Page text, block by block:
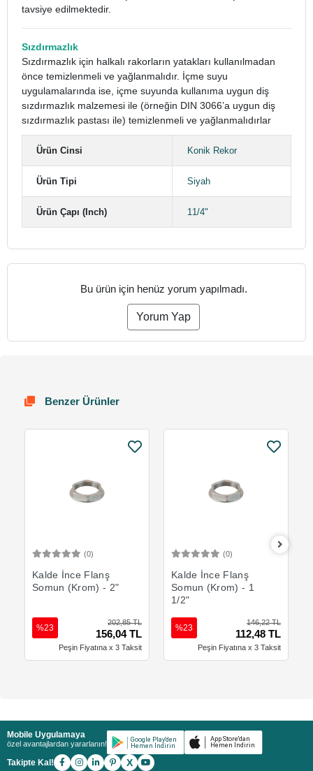
tavsiye edilmektedir.
Sızdırmazlık
Sızdırmazlık için halkalı rakorların yatakları kullanılmadan
önce temizlenmeli ve yağlanmalıdır. İçme suyu
uygulamalarında ise, içme suyunda kullanıma uygun diş
sızdırmazlık malzemesi ile (örneğin DIN 3066’a uygun diş
sızdırmazlık pastası ile) temizlenmeli ve yağlanmalıdırlar
Ürün Cinsi Konik Rekor
Ürün Tipi Siyah
Ürün Çapı (Inch) 11/4"
Bu ürün için henüz yorum yapılmadı.
Yorum Yap
Benzer Ürünler
(0)
Kalde İnce Flanş
Somun (Krom) - 2"
202,85 TL
156,04 TL
%23
Peşin Fiyatına x 3 Taksit
(0)
Kalde İnce Flanş
Somun (Krom) - 1
1/2"
146,22 TL
112,48 TL
%23
Peşin Fiyatına x 3 Taksit
Mobile Uygulamaya
özel avantajlardan yararlanın!
Takipte Kal! X